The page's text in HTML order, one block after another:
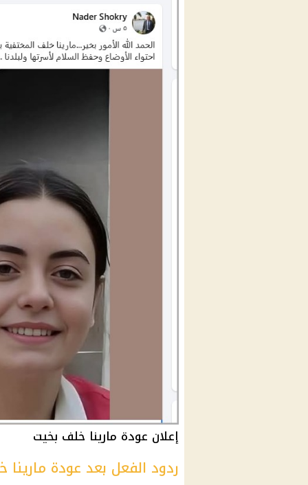
إعلان عودة مارينا خلف بخيت
ردود الفعل بعد عودة